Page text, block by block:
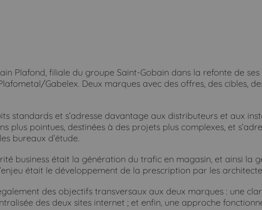
Plafond, filiale du groupe Saint-Gobain dans la refonte de
Gabelex. Deux marques avec des offres, des cibles,
standards et s’adresse davantage aux distributeurs et aux
plus pointues, destinées à des projets plus complexes, et
bureaux d’étude.
business était la génération du trafic en magasin, et ainsi la
était le développement de la prescription par les
des objectifs transversaux aux deux marques : une
des deux sites internet ; et enfin, une approche